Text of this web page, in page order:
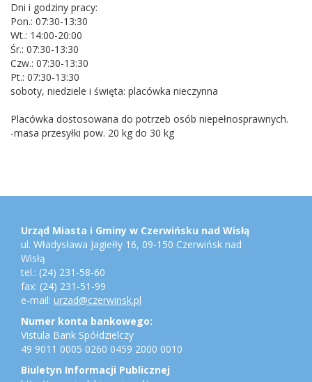
Dni i godziny pracy:
Pon.: 07:30-13:30
Wt.: 14:00-20:00
Śr.: 07:30-13:30
Czw.: 07:30-13:30
Pt.: 07:30-13:30
soboty, niedziele i święta: placówka nieczynna
Placówka dostosowana do potrzeb osób niepełnosprawnych.
-masa przesyłki pow. 20 kg do 30 kg
Adres
konto
bankowe,
jednostki
gminne
Urząd Miasta i Gminy w Czerwińsku nad Wisłą
ul. Władysława Jagiełły 16, 09-150 Czerwińsk nad
Wisłą
tel.: (24) 231-58-60
fax: (24) 231-51-99
e-mail: urzad@czerwinsk.pl
Numer konta bankowego:
Vistula Bank Spółdzielczy
49 9011 0005 0260 0459 2000 0010
Biuletyn Informacji Publicznej